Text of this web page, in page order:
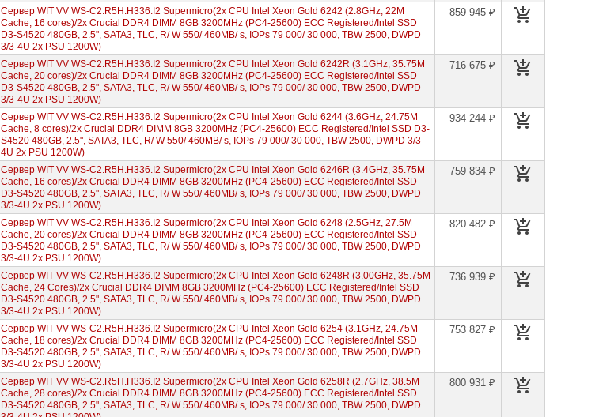
Сервер WIT VV WS-C2.R5H.H336.I2 Supermicro(2x CPU Intel Xeon Gold 6242 (2.8GHz, 22M
Cache, 16 cores)/2x Crucial DDR4 DIMM 8GB 3200MHz (PC4-25600) ECC Registered/Intel SSD
D3-S4520 480GB, 2.5", SATA3, TLC, R/ W 550/ 460MB/ s, IOPs 79 000/ 30 000, TBW 2500, DWPD
3/3-4U 2x PSU 1200W)
859 945 ₽
Сервер WIT VV WS-C2.R5H.H336.I2 Supermicro(2x CPU Intel Xeon Gold 6242R (3.1GHz, 35.75M
Cache, 20 cores)/2x Crucial DDR4 DIMM 8GB 3200MHz (PC4-25600) ECC Registered/Intel SSD
D3-S4520 480GB, 2.5", SATA3, TLC, R/ W 550/ 460MB/ s, IOPs 79 000/ 30 000, TBW 2500, DWPD
3/3-4U 2x PSU 1200W)
716 675 ₽
Сервер WIT VV WS-C2.R5H.H336.I2 Supermicro(2x CPU Intel Xeon Gold 6244 (3.6GHz, 24.75M
Cache, 8 cores)/2x Crucial DDR4 DIMM 8GB 3200MHz (PC4-25600) ECC Registered/Intel SSD D3-
S4520 480GB, 2.5", SATA3, TLC, R/ W 550/ 460MB/ s, IOPs 79 000/ 30 000, TBW 2500, DWPD 3/3-
4U 2x PSU 1200W)
934 244 ₽
Сервер WIT VV WS-C2.R5H.H336.I2 Supermicro(2x CPU Intel Xeon Gold 6246R (3.4GHz, 35.75M
Cache, 16 cores)/2x Crucial DDR4 DIMM 8GB 3200MHz (PC4-25600) ECC Registered/Intel SSD
D3-S4520 480GB, 2.5", SATA3, TLC, R/ W 550/ 460MB/ s, IOPs 79 000/ 30 000, TBW 2500, DWPD
3/3-4U 2x PSU 1200W)
759 834 ₽
Сервер WIT VV WS-C2.R5H.H336.I2 Supermicro(2x CPU Intel Xeon Gold 6248 (2.5GHz, 27.5M
Cache, 20 cores)/2x Crucial DDR4 DIMM 8GB 3200MHz (PC4-25600) ECC Registered/Intel SSD
D3-S4520 480GB, 2.5", SATA3, TLC, R/ W 550/ 460MB/ s, IOPs 79 000/ 30 000, TBW 2500, DWPD
3/3-4U 2x PSU 1200W)
820 482 ₽
Сервер WIT VV WS-C2.R5H.H336.I2 Supermicro(2x CPU Intel Xeon Gold 6248R (3.00GHz, 35.75M
Cache, 24 Cores)/2x Crucial DDR4 DIMM 8GB 3200MHz (PC4-25600) ECC Registered/Intel SSD
D3-S4520 480GB, 2.5", SATA3, TLC, R/ W 550/ 460MB/ s, IOPs 79 000/ 30 000, TBW 2500, DWPD
3/3-4U 2x PSU 1200W)
736 939 ₽
Сервер WIT VV WS-C2.R5H.H336.I2 Supermicro(2x CPU Intel Xeon Gold 6254 (3.1GHz, 24.75M
Cache, 18 cores)/2x Crucial DDR4 DIMM 8GB 3200MHz (PC4-25600) ECC Registered/Intel SSD
D3-S4520 480GB, 2.5", SATA3, TLC, R/ W 550/ 460MB/ s, IOPs 79 000/ 30 000, TBW 2500, DWPD
3/3-4U 2x PSU 1200W)
753 827 ₽
Сервер WIT VV WS-C2.R5H.H336.I2 Supermicro(2x CPU Intel Xeon Gold 6258R (2.7GHz, 38.5M
Cache, 28 cores)/2x Crucial DDR4 DIMM 8GB 3200MHz (PC4-25600) ECC Registered/Intel SSD
D3-S4520 480GB, 2.5", SATA3, TLC, R/ W 550/ 460MB/ s, IOPs 79 000/ 30 000, TBW 2500, DWPD
800 931 ₽